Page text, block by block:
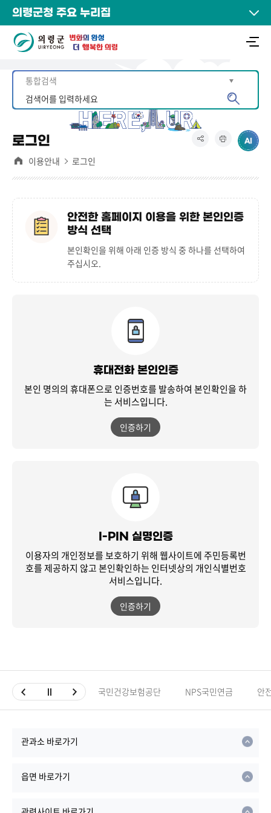
의령군청 주요 누리집
로그인
이용안내 로그인
안전한 홈페이지 이용을 위한 본인인증
방식 선택
본인확인을 위해 아래 인증 방식 중 하나를 선택하여
주십시오.
휴대전화 본인인증
본인 명의의 휴대폰으로 인증번호를 발송하여 본인확인을 하
는 서비스입니다.
인증하기
I-PIN 실명인증
이용자의 개인정보를 보호하기 위해 웹사이트에 주민등록번
호를 제공하지 않고본인확인하는 인터넷상의 개인식별번호
서비스입니다.
인증하기
국민건강보험공단 NPS국민연금 안
관과소 바로가기
읍면 바로가기